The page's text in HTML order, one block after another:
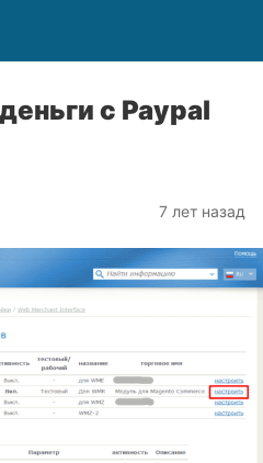
с Paypal
7 лет назад